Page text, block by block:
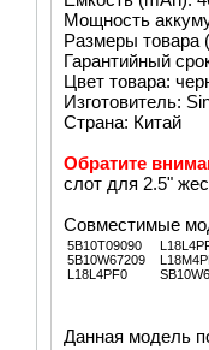
Мощность
Размеры товара
Гарантийный
Цвет товара:
Изготовитель:
Страна: Китай
Обратите
слот для 2.5"
Совместимые
5B10T09090
5B10W67209
L18L4PF0
Данная модель